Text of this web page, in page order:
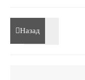
Назад